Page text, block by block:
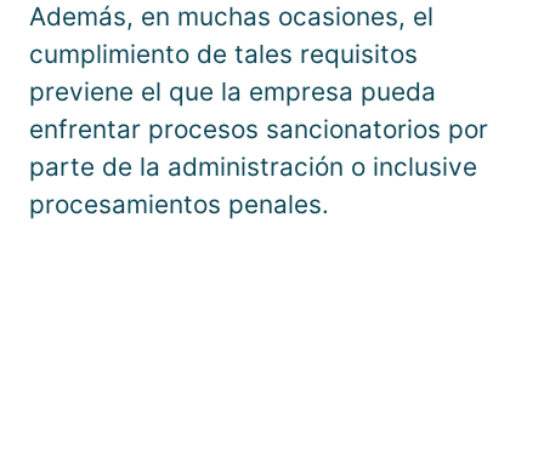
Además, en muchas ocasiones, el
cumplimiento de tales requisitos
previene el que la empresa pueda
enfrentar procesos sancionatorios por
parte de la administración o inclusive
procesamientos penales.